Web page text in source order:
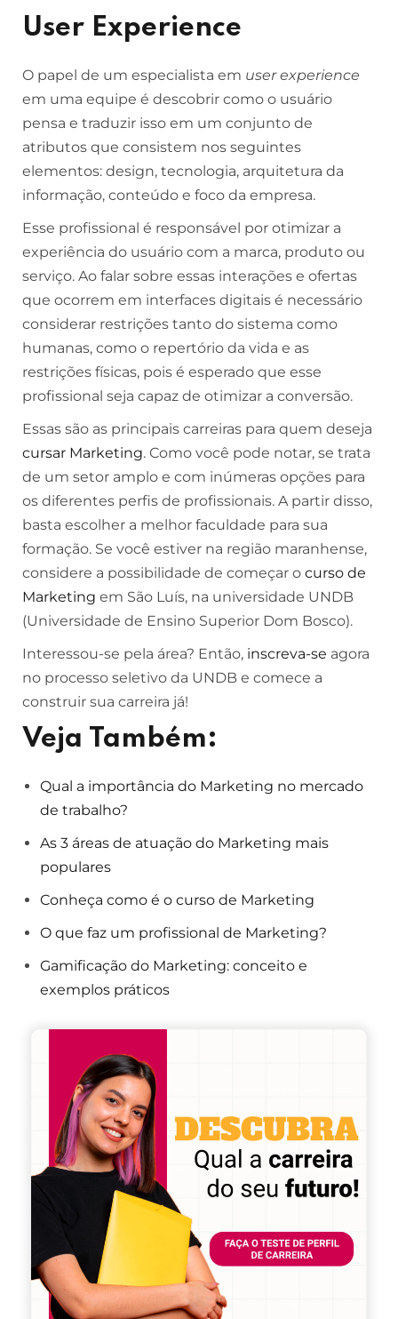
User Experience
O papel de um especialista em user experience
em uma equipe é descobrir como o usuário
pensa e traduzir isso em um conjunto de
atributos que consistem nos seguintes
elementos: design, tecnologia, arquitetura da
informação, conteúdo e foco da empresa.
Esse profissional é responsável por otimizar a
experiência do usuário com a marca, produto ou
serviço. Ao falar sobre essas interações e ofertas
que ocorrem em interfaces digitais é necessário
considerar restrições tanto do sistema como
humanas, como o repertório da vida e as
restrições físicas, pois é esperado que esse
profissional seja capaz de otimizar a conversão.
Essas são as principais carreiras para quem deseja
cursar Marketing. Como você pode notar, se trata
de um setor amplo e com inúmeras opções para
os diferentes perfis de profissionais. A partir disso,
basta escolher a melhor faculdade para sua
formação. Se você estiver na região maranhense,
considere a possibilidade de começar o curso de
Marketing em São Luís, na universidade UNDB
(Universidade de Ensino Superior Dom Bosco).
Interessou-se pela área? Então, inscreva-se agora
no processo seletivo da UNDB e comece a
construir sua carreira já!
Veja Também:
Qual a importância do Marketing no mercado
de trabalho?
As 3 áreas de atuação do Marketing mais
populares
Conheça como é o curso de Marketing
O que faz um profissional de Marketing?
Gamificação do Marketing: conceito e
exemplos práticos